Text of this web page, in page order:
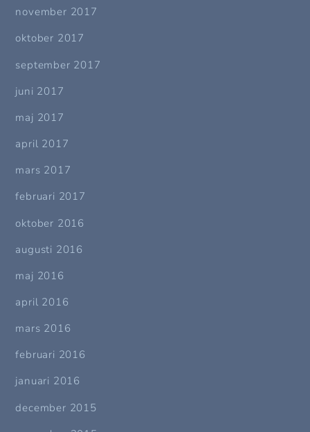
november 2017
oktober 2017
september 2017
juni 2017
maj 2017
april 2017
mars 2017
februari 2017
oktober 2016
augusti 2016
maj 2016
april 2016
mars 2016
februari 2016
januari 2016
december 2015